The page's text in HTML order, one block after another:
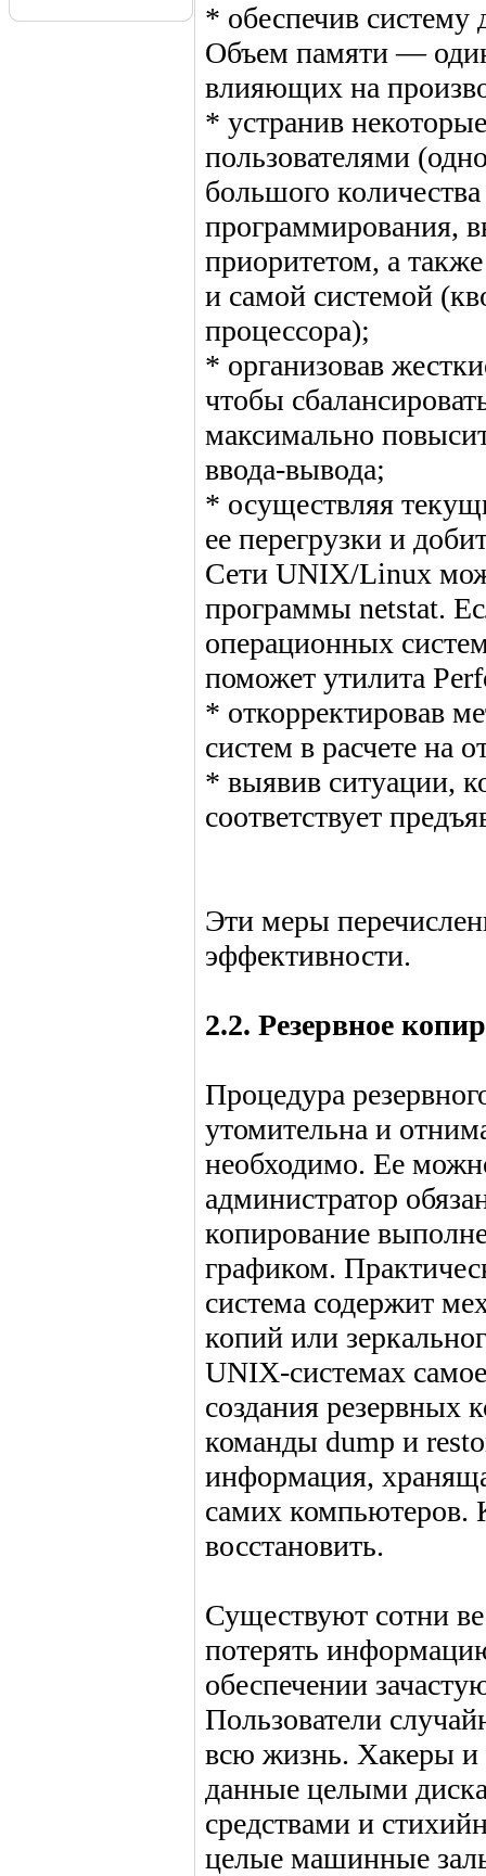
* обеспечив систему
Объем памяти —
влияющих на
* устранив
пользователями
большого
программирования,
приоритетом, а
и самой системой
процессора);
* организовав
чтобы
максимально
ввода-вывода;
* осуществляя
ее перегрузки и
Сети UNIX/Linux
программы netstat.
операционных
поможет утилита
* откорректировав
систем в расчете на
* выявив ситуации,
соответствует
Эти меры
эффективности.
2.2. Резервное
Процедура
утомительна и
необходимо. Ее
администратор
копирование
графиком.
система содержит
копий или
UNIX-системах
создания резервных
команды dump и
информация,
самих компьютеров.
восстановить.
Существуют сотни
потерять
обеспечении
Пользователи
всю жизнь. Хакеры и
данные целыми
средствами и
целые машинные